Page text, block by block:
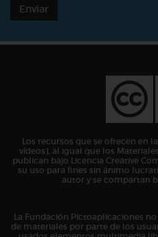
Enviar
Los recursos que se ofrecen en
vídeos), al igual que los
publican bajo Licencia Creative
su uso para fines sin ánimo
autor y se compartan
La Fundación Pictoaplicaciones
de materiales por parte de los